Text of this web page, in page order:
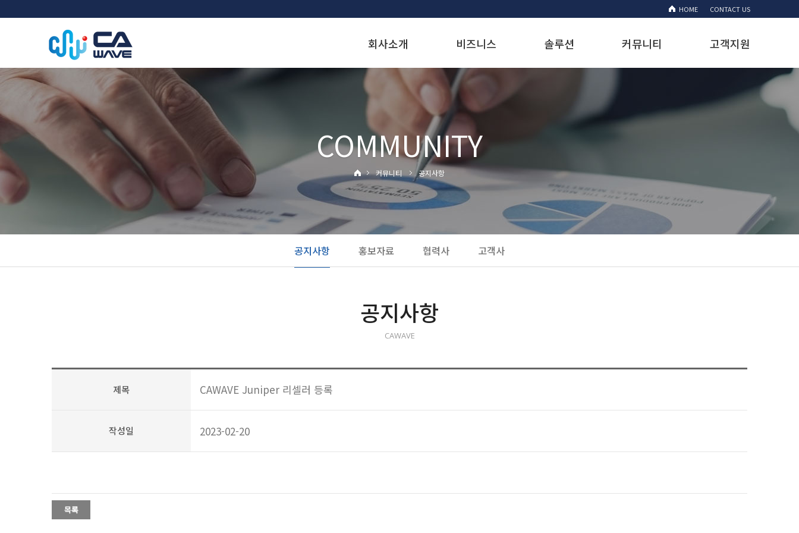
HOME CONTACT US
회사소개 비즈니스 솔루션 커뮤니티 고객지원
COMMUNITY
커뮤니티 공지사항
공지사항 홍보자료 협력사 고객사
공지사항
CAWAVE
제목 CAWAVE Juniper 리셀러 등록
작성일 2023-02-20